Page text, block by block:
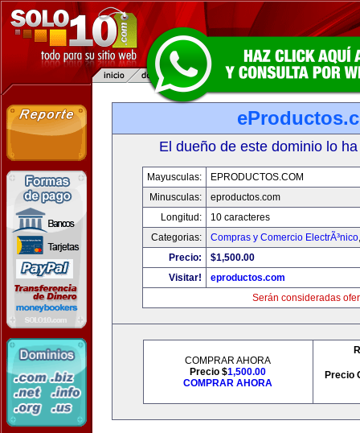
El dueño de este dominio lo
Mayusculas:
EPRODUCTOS.COM
Minusculas:
eproductos.com
Longitud:
10 caracteres
Categorias:
Compras y Comercio ElectrÃ³nico
Precio:
$1,500.00
Visitar!
eproductos.com
Serán consideradas
COMPRAR AHORA
Precio $1,500.00
COMPRAR AHORA
Precio